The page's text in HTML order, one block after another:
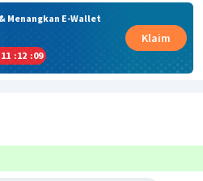
Menangkan E-Wallet
11 :12 :09
Klaim